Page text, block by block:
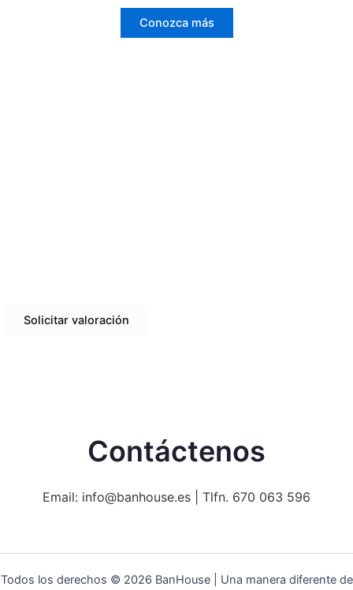
Conozca más
Solicitar valoración
Contáctenos
Email: info@banhouse.es | Tlfn. 670 063 596
Todos los derechos © 2026 BanHouse | Una manera diferente de